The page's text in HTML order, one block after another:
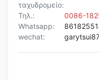
ταχυδρομείο:
Τηλ.:
0086-
Whatsapp:
wechat: